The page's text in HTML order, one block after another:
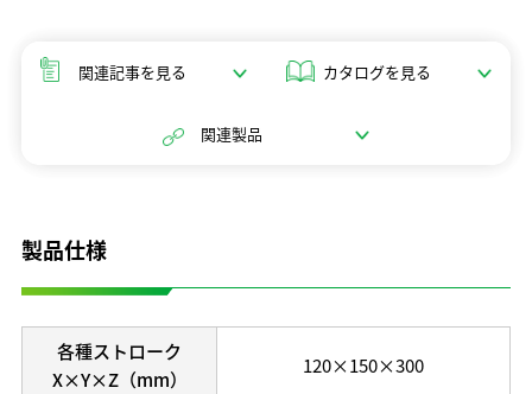
統合レポート2025
グループネットワーク
調達方針
保有特許
関連記事を見る カタログを見る
関連製品
製品仕様
各種ストローク
X×Y×Z（mm）
120×150×300